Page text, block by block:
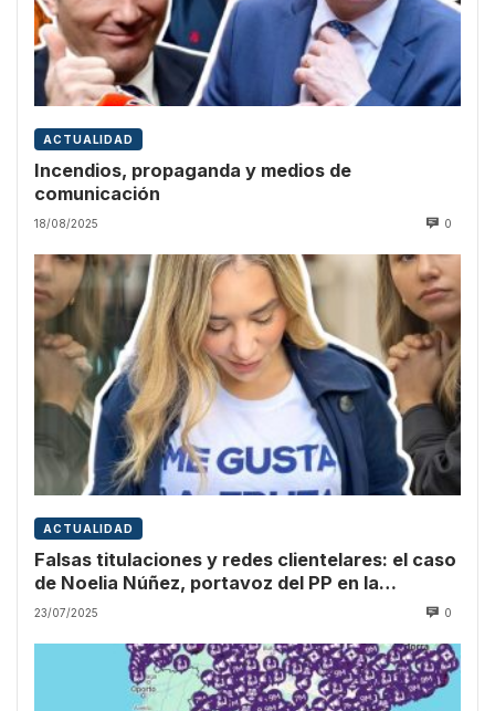
ACTUALIDAD
Incendios, propaganda y medios de
comunicación
18/08/2025 0
ACTUALIDAD
Falsas titulaciones y redes clientelares: el caso
de Noelia Núñez, portavoz del PP en la
Asamblea de Madrid
23/07/2025 0